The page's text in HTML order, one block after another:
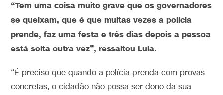
“Tem uma coisa muito grave que os governadores
se queixam, que é que muitas vezes a polícia
prende, faz uma festa e três dias depois a pessoa
está solta outra vez”, ressaltou Lula.
“É preciso que quando a polícia prenda com provas
concretas, o cidadão não possa ser dono da sua